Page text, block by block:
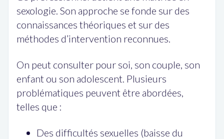
sexologie. Son approche se fonde sur des
connaissances théoriques et sur des
méthodes d’intervention reconnues.
On peut consulter pour soi, son couple, son
enfant ou son adolescent. Plusieurs
problématiques peuvent être abordées,
telles que :
Des difficultés sexuelles (baisse du